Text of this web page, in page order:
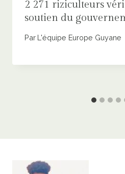
2 271 riziculteurs
soutien du
Par L'équipe Europe Guyane